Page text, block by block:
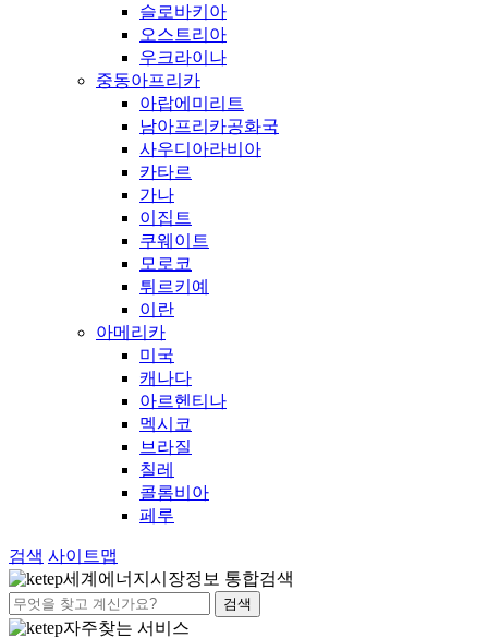
슬로바키아
오스트리아
우크라이나
중동아프리카
아랍에미리트
남아프리카공화국
사우디아라비아
카타르
가나
이집트
쿠웨이트
모로코
튀르키예
이란
아메리카
미국
캐나다
아르헨티나
멕시코
브라질
칠레
콜롬비아
페루
검색 사이트맵
세계에너지시장정보 통합검색
검색
자주찾는 서비스